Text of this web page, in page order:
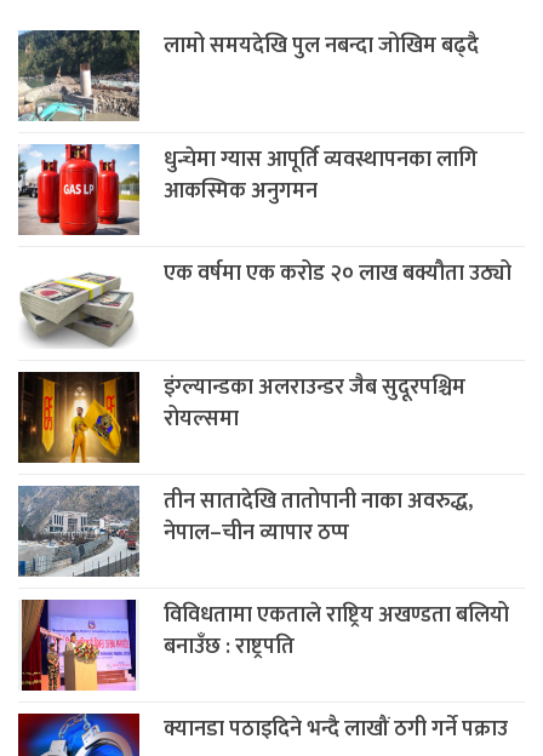
लामो समयदेखि पुल नबन्दा जोखिम बढ्दै
धुन्चेमा ग्यास आपूर्ति व्यवस्थापनका लागि
आकस्मिक अनुगमन
एक वर्षमा एक करोड २० लाख बक्यौता उठ्यो
इंग्ल्यान्डका अलराउन्डर जैब सुदूरपश्चिम‌
रोयल्समा
तीन सातादेखि तातोपानी नाका अवरुद्ध,
नेपाल–चीन व्यापार ठप्प
विविधतामा एकताले राष्ट्रिय अखण्डता बलियो
बनाउँछ : राष्ट्रपति
क्यानडा पठाइदिने भन्दै लाखौं ठगी गर्ने पक्राउ